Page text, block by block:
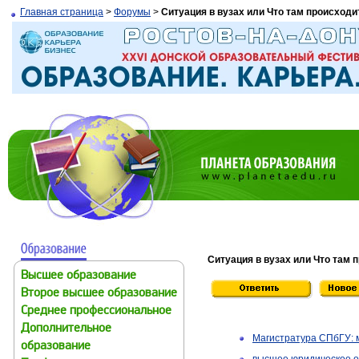
Главная страница > Форумы > Ситуация в вузах или Что там
Высшее образование
Второе высшее образование
Среднее профессиональное
Дополнительное
образование
Ситуация в вузах или Что там
Магистратура